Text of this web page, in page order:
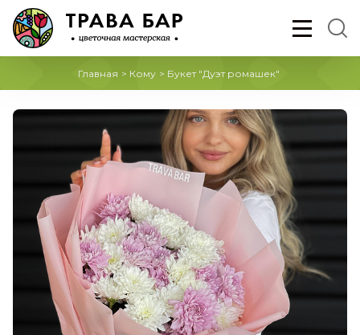
Главная > Кому > Букет "Дуэт ромашек"